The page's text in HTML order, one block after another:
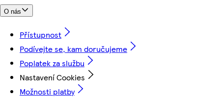
O nás
Přístupnost
Podívejte se, kam doručujeme
Poplatek za službu
Nastavení Cookies
Možnosti platby